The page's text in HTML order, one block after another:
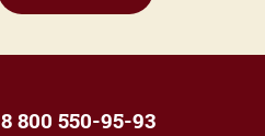
8 800 550-95-93